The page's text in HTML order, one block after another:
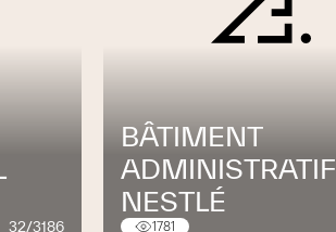
32/3186
BÂTIMENT
ADMINISTRATIF
NESTLÉ
1781